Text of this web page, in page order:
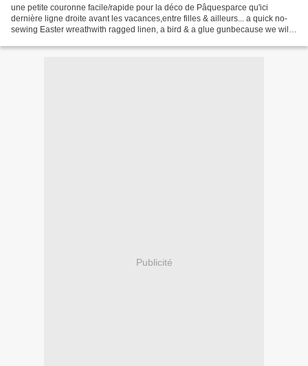
une petite couronne facile/rapide pour la déco de Pâquesparce qu'ici
dernière ligne droite avant les vacances,entre filles & ailleurs... a quick no-
sewing Easter wreathwith ragged linen, a bird & a glue gunbecause we will
Publicité